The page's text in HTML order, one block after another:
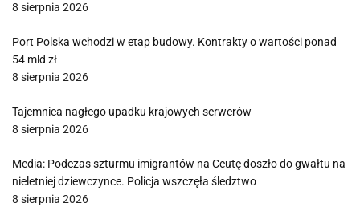
8 sierpnia 2026
Port Polska wchodzi w etap budowy. Kontrakty o wartości ponad
54 mld zł
8 sierpnia 2026
Tajemnica nagłego upadku krajowych serwerów
8 sierpnia 2026
Media: Podczas szturmu imigrantów na Ceutę doszło do gwałtu na
nieletniej dziewczynce. Policja wszczęła śledztwo
8 sierpnia 2026